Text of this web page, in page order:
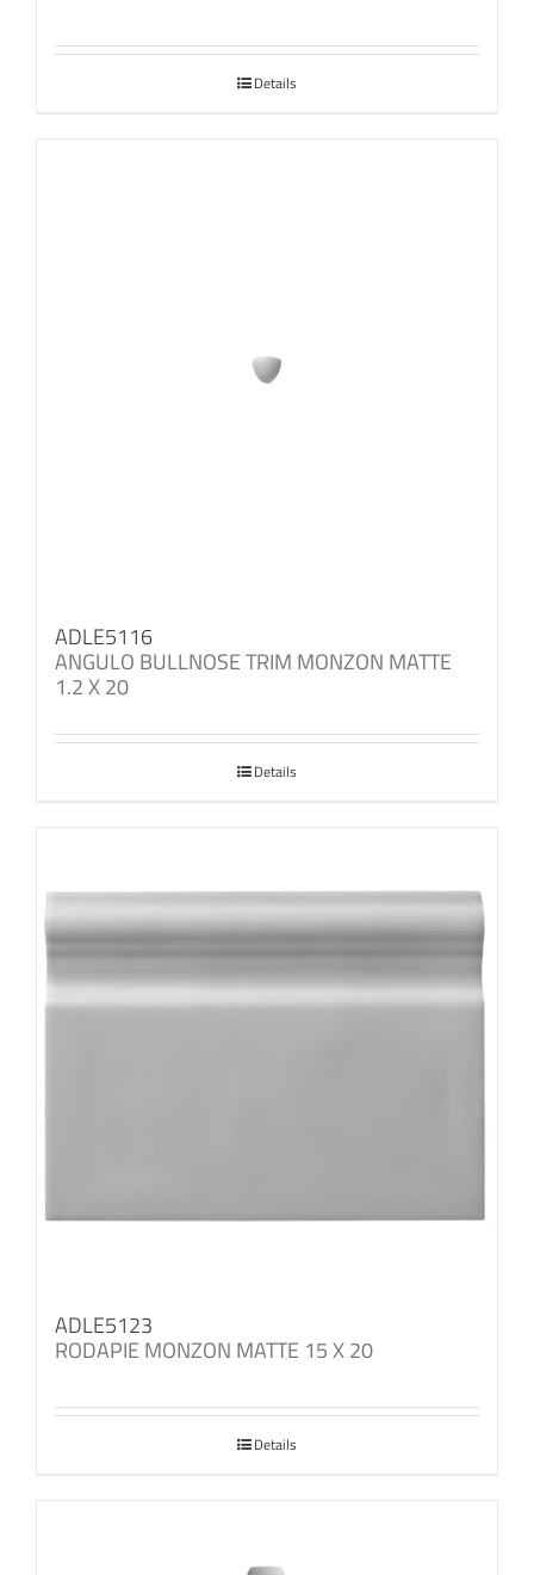
Details
ADLE5116
ANGULO BULLNOSE TRIM MONZON MATTE
1.2 X 20
Details
ADLE5123
RODAPIE MONZON MATTE 15 X 20
Details